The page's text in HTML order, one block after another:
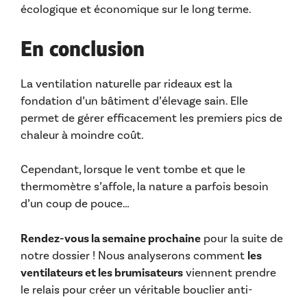
écologique et économique sur le long terme.
En conclusion
La ventilation naturelle par rideaux est la
fondation d’un bâtiment d’élevage sain. Elle
permet de gérer efficacement les premiers pics de
chaleur à moindre coût.
Cependant, lorsque le vent tombe et que le
thermomètre s’affole, la nature a parfois besoin
d’un coup de pouce…
Rendez-vous la semaine prochaine pour la suite de
notre dossier ! Nous analyserons comment les
ventilateurs et les brumisateurs viennent prendre
le relais pour créer un véritable bouclier anti-